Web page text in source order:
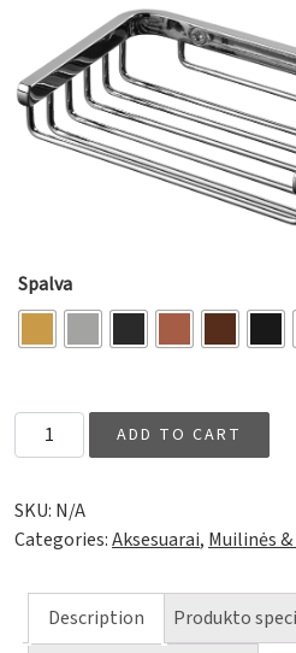
Spalva
Muilinė TA126 quantity
ADD TO CART
SKU: N/A
Categories:Aksesuarai, Muilinės
Description
Produkto